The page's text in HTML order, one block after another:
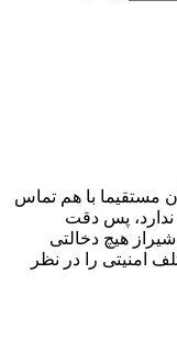
مستقیما با هم تماس
پس دقت
هیچ دخالتی
امنیتی را در نظر